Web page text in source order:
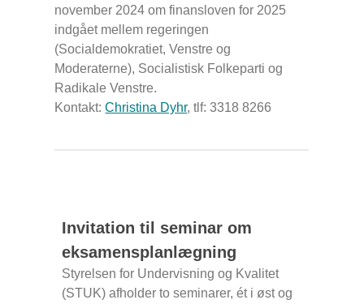
november 2024 om finansloven for 2025
indgået mellem regeringen
(Socialdemokratiet, Venstre og
Moderaterne), Socialistisk Folkeparti og
Radikale Venstre.
Kontakt:Christina Dyhr, tlf: 3318 8266
Invitation til seminar om
eksamensplanlægning
Styrelsen for Undervisning og Kvalitet
(STUK) afholder to seminarer, ét i øst og